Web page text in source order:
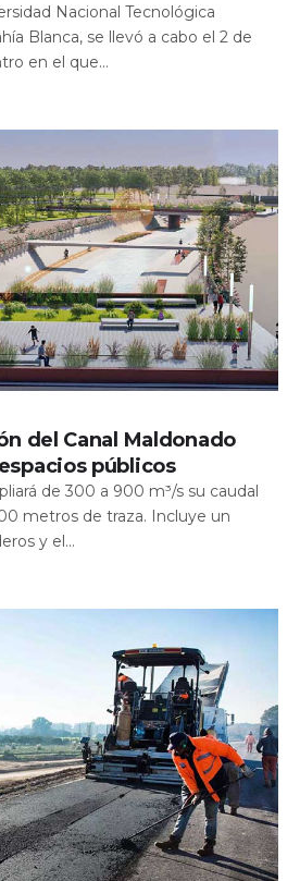
Nacional Tecnológica
Blanca, se llevó a cabo el 2 de
en el que...
del Canal Maldonado
públicos
de 300 a 900 m³/s su caudal
metros de traza. Incluye un
y el...